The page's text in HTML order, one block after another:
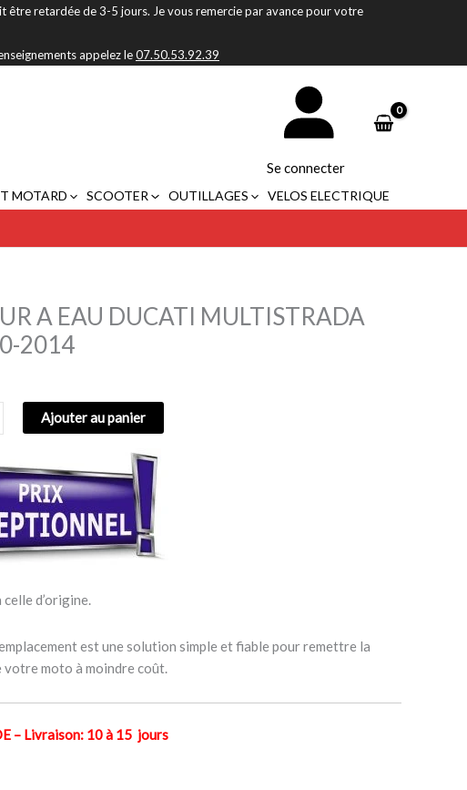
être retardée de 3-5 jours. Je vous remercie par avance pour votre
appelez le07.50.53.92.39
Se connecter
MOTARD SCOOTER OUTILLAGES VELOS ELECTRIQUE
A EAU DUCATI MULTISTRADA
2014
Ajouter au panier
d’origine.
est une solution simple et fiable pour remettre la
votre moto à moindre coût.
– Livraison: 10 à 15 jours